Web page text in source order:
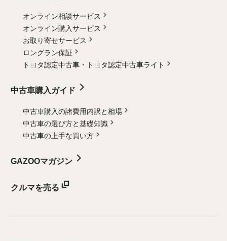
オンライン相談サービス
オンライン購入サービス
お取り寄せサービス
ロングラン保証
トヨタ認定中古車・
トヨタ認定中古車ライト
中古車購入ガイド
中古車購入の諸費用内訳と相場
中古車の選び方と基礎知識
中古車の上手な買い方
GAZOOマガジン
クルマを売る